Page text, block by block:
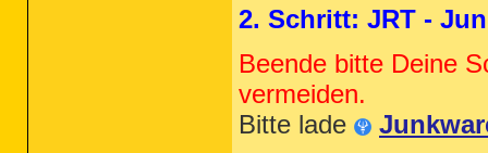
2. Schritt: JRT -
Beende bitte Deine
vermeiden.
Bitte lade